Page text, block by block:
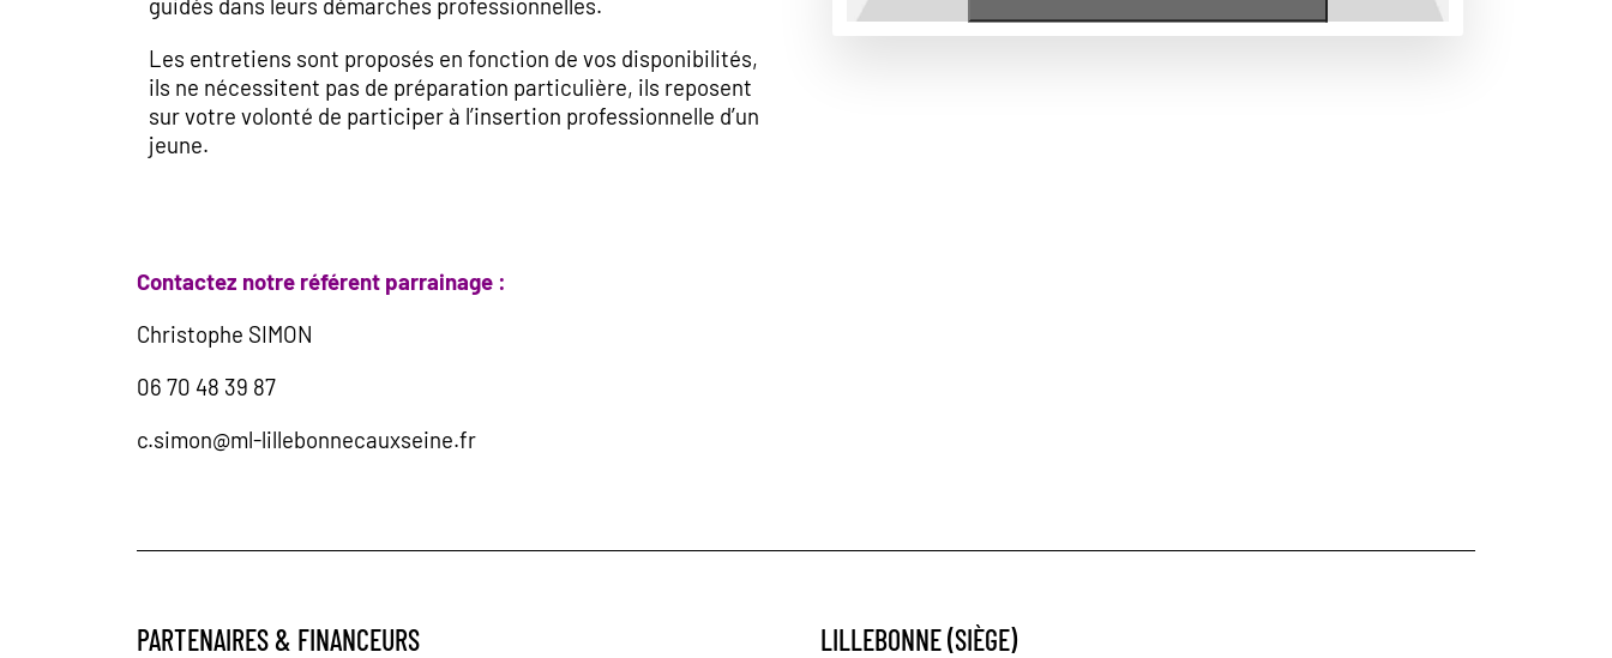
Les entretiens sont proposés en fonction de vos disponibilités,
ils ne nécessitent pas de préparation particulière, ils reposent
sur votre volonté de participer à l’insertion professionnelle d’un
jeune.
Contactez notre référent parrainage :
Christophe SIMON
06 70 48 39 87
c.simon@ml-lillebonnecauxseine.fr
PARTENAIRES & FINANCEURS LILLEBONNE (SIÈGE)